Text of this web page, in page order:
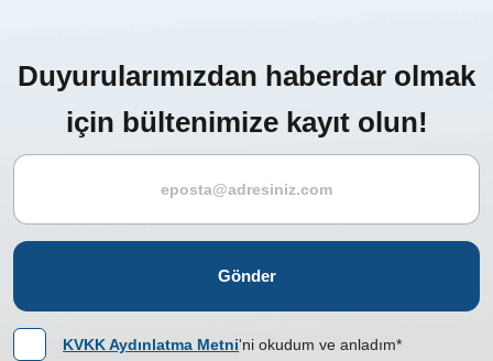
Duyurularımızdan haberdar olmak
için bültenimize kayıt olun!
Gönder
KVKK Aydınlatma Metni'ni okudum ve anladım*